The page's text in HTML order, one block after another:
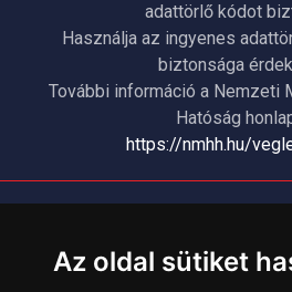
Az oldal sütiket
adattörlő kódot
Használja az ingyenes
biztonsága
További információ a Nemzeti
Hatóság
https://nmhh.hu/
Garanciális Ügyintézés